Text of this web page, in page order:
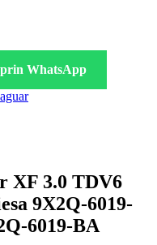
WhatsApp
XF 3.0 TDV6
9X2Q-6019-
6019-BA